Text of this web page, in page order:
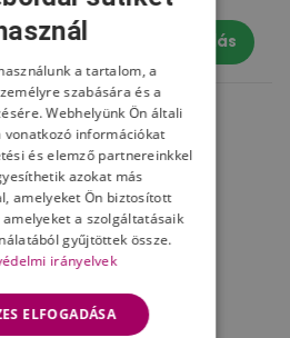
Vásárlás
a tartalom, a
szabására és a
Webhelyünk Ön általi
vonatkozó információkat
és elemző partnereinkkel
azokat más
amelyeket Ön biztosított
a szolgáltatásaik
gyűjtöttek össze.
irányelvek
ELFOGADÁSA